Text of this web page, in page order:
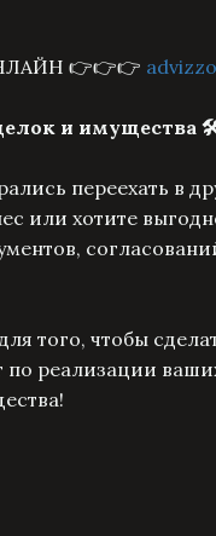
👉👉👉
и имущества
переехать в
или хотите
того, чтобы
по реализации